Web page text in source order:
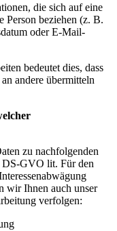
die sich auf eine
Person beziehen (z. B.
oder E-Mail-
bedeutet dies, dass
andere übermitteln
zu nachfolgenden
DS-GVO lit. Für den
wir Ihnen auch unser
verfolgen: